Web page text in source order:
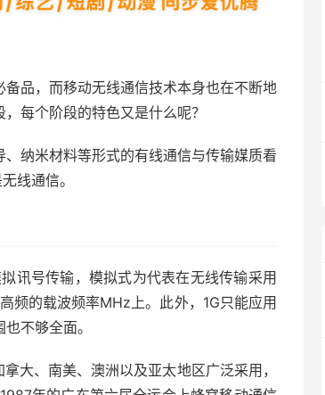
品，而移动无线通信技术本身也在不断地
每个阶段的特色又是什么呢？
纳米材料等形式的有线通信与传输媒质看
线通信。
讯号传输，模拟式为代表在无线传输采用
的载波频率MHz上。此外，1G只能应用
不够全面。
大、南美、澳洲以及亚太地区广泛采用，